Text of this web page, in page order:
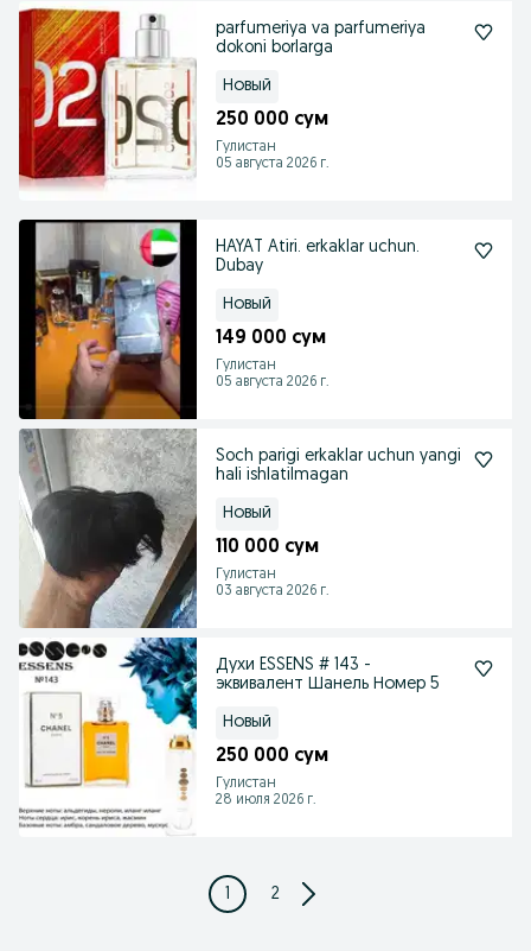
parfumeriya va parfumeriya
dokoni borlarga
Новый
250 000 сум
Гулистан
05 августа 2026 г.
HAYAT Atiri. erkaklar uchun.
Dubay
Новый
149 000 сум
Гулистан
05 августа 2026 г.
Soch parigi erkaklar uchun yangi
hali ishlatilmagan
Новый
110 000 сум
Гулистан
03 августа 2026 г.
Духи ESSENS # 143 -
эквивалент Шанель Номер 5
Новый
250 000 сум
Гулистан
28 июля 2026 г.
1 2